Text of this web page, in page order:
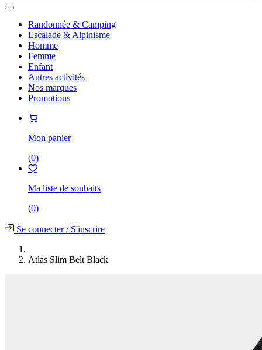
Randonnée & Camping
Escalade & Alpinisme
Homme
Femme
Enfant
Autres activités
Nos marques
Promotions
Mon panier
(0)
Ma liste de souhaits
(0)
Se connecter/S'inscrire
Atlas Slim Belt Black